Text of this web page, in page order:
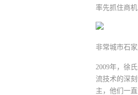
率先抓住商
非常城市石
2009年，徐
流技术的深
主，他们一